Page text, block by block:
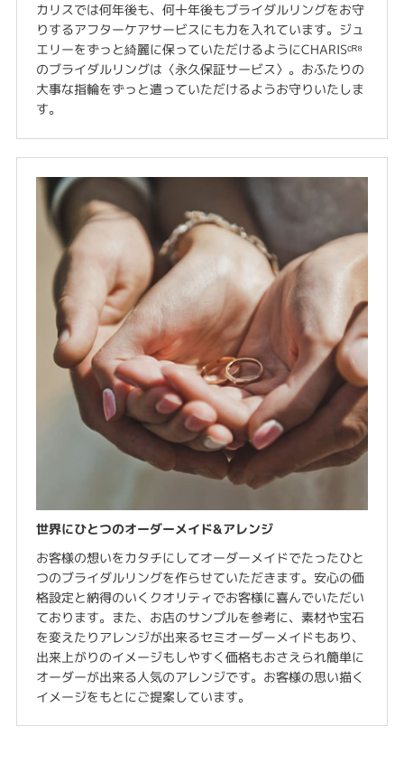
カリスでは何年後も、何十年後もブライダルリングをお守
りするアフターケアサービスにも力を入れています。ジュ
エリーをずっと綺麗に保っていただけるようにCHARISᶜᴿ⁸
のブライダルリングは〈永久保証サービス〉。おふたりの
大事な指輪をずっと遣っていただけるようお守りいたしま
す。
世界にひとつのオーダーメイド&アレンジ
お客様の想いをカタチにしてオーダーメイドでたったひと
つのブライダルリングを作らせていただきます。安心の価
格設定と納得のいくクオリティでお客様に喜んでいただい
ております。また、お店のサンプルを参考に、素材や宝石
を変えたりアレンジが出来るセミオーダーメイドもあり、
出来上がりのイメージもしやすく価格もおさえられ簡単に
オーダーが出来る人気のアレンジです。お客様の思い描く
イメージをもとにご提案しています。